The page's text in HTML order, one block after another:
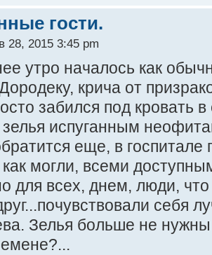
гости.
28, 2015 3:45 pm
утро началось как
крича от
забился под кровать
испуганным
еще, в госпитале
как могли, всеми
для всех, днем, люди,
себя
Зелья больше не